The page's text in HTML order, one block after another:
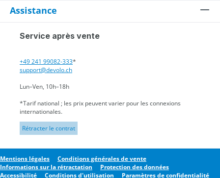
Assistance
Service après vente
+49 241 99082-333*
support@devolo.ch
Lun–Ven, 10h–18h
*Tarif national ; les prix peuvent varier pour les connexions
internationales.
Rétracter le contrat
Mentions légales
Conditions générales de vente
Informations sur la rétractation
Protection des données
Accessibilité
Conditions d'utilisation Paramètres de confidentialité